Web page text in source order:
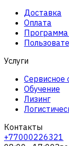
Доставка
Оплата
Программа
Услуги
Сервисное
Обучение
Лизинг
Контакты
+77000226321